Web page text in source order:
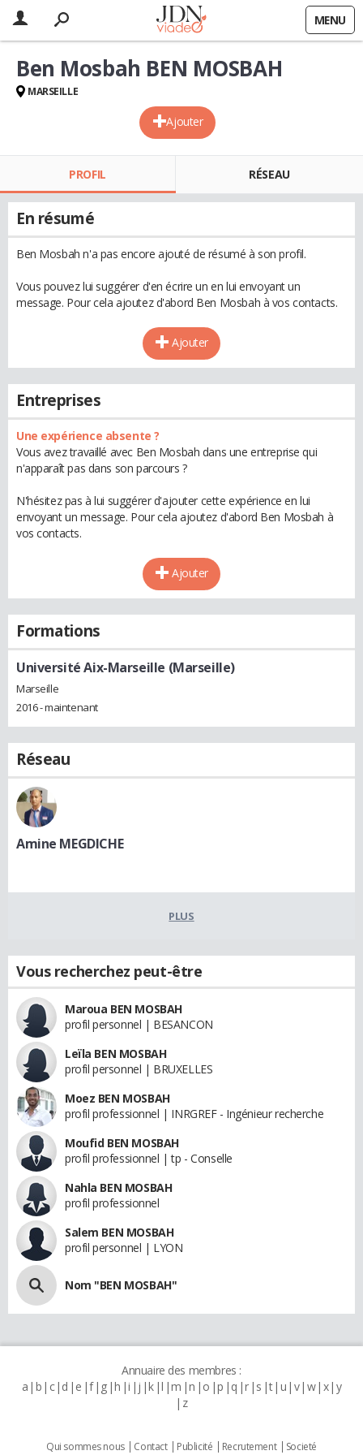
MENU
Ajouter
Ben Mosbah BEN MOSBAH
MARSEILLE
PROFIL RÉSEAU
En résumé
Ben Mosbah n'a pas encore ajouté de résumé à son profil.
Vous pouvez lui suggérer d'en écrire un en lui envoyant un
message. Pour cela ajoutez d'abord Ben Mosbah à vos contacts.
Ajouter
Entreprises
Une expérience absente ?
Vous avez travaillé avec Ben Mosbah dans une entreprise qui
n'apparaît pas dans son parcours ?
N'hésitez pas à lui suggérer d'ajouter cette expérience en lui
envoyant un message. Pour cela ajoutez d'abord Ben Mosbah à
vos contacts.
Ajouter
Formations
Université Aix-Marseille (Marseille)
Marseille
2016 - maintenant
Réseau
Amine MEGDICHE
PLUS
Vous recherchez peut-être
Maroua BEN MOSBAH
profil personnel | BESANCON
Leïla BEN MOSBAH
profil personnel | BRUXELLES
Moez BEN MOSBAH
profil professionnel | INRGREF - Ingénieur recherche
Moufid BEN MOSBAH
profil professionnel | tp - Conselle
Nahla BEN MOSBAH
profil professionnel
Salem BEN MOSBAH
profil personnel | LYON
Nom "BEN MOSBAH"
Annuaire des membres :
a b c d e f g h i j k l m n o p q r s t u v w x y
z
Qui sommes nous Contact Publicité Recrutement
Societé